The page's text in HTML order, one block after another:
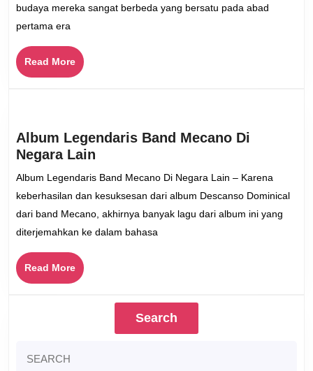
Awal
budaya mereka sangat berbeda yang bersatu pada abad
pertama era
Read MoreRead
More
Album Legendaris Band Mecano Di
Negara Lain
Legendaris
Mecano
Di
Negara
Album Legendaris Band Mecano Di Negara Lain – Karena
keberhasilan dan kesuksesan dari album Descanso Dominical
dari band Mecano, akhirnya banyak lagu dari album ini yang
diterjemahkan ke dalam bahasa
Read MoreRead
More
Search
for: